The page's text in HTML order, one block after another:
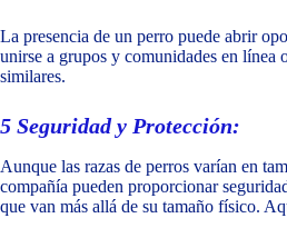
La presencia de un perro puede abrir
unirse a grupos y comunidades en línea
similares.
5 Seguridad y Protección:
Aunque las razas de perros varían en
compañía pueden proporcionar
que van más allá de su tamaño físico.